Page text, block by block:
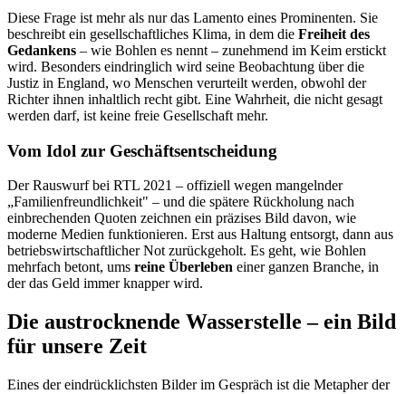
Diese Frage ist mehr als nur das Lamento eines Prominenten. Sie
beschreibt ein gesellschaftliches Klima, in dem die Freiheit des
Gedankens – wie Bohlen es nennt – zunehmend im Keim erstickt
wird. Besonders eindringlich wird seine Beobachtung über die
Justiz in England, wo Menschen verurteilt werden, obwohl der
Richter ihnen inhaltlich recht gibt. Eine Wahrheit, die nicht gesagt
werden darf, ist keine freie Gesellschaft mehr.
Vom Idol zur Geschäftsentscheidung
Der Rauswurf bei RTL 2021 – offiziell wegen mangelnder
„Familienfreundlichkeit" – und die spätere Rückholung nach
einbrechenden Quoten zeichnen ein präzises Bild davon, wie
moderne Medien funktionieren. Erst aus Haltung entsorgt, dann aus
betriebswirtschaftlicher Not zurückgeholt. Es geht, wie Bohlen
mehrfach betont, ums reine Überleben einer ganzen Branche, in
der das Geld immer knapper wird.
Die austrocknende Wasserstelle – ein Bild
für unsere Zeit
Eines der eindrücklichsten Bilder im Gespräch ist die Metapher der